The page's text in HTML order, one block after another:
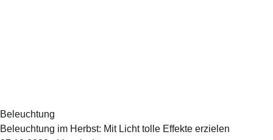
Beleuchtung
Beleuchtung im Herbst: Mit Licht tolle Effekte erzielen